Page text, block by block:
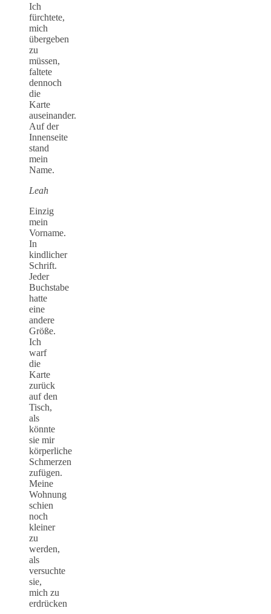
Ich
fürchtete,
mich
übergeben
zu
müssen,
faltete
dennoch
die
Karte
auseinander.
Auf der
Innenseite
stand
mein
Name.
Leah
Einzig
mein
Vorname.
In
kindlicher
Schrift.
Jeder
Buchstabe
hatte
eine
andere
Größe.
Ich
warf
die
Karte
zurück
auf den
Tisch,
als
könnte
sie mir
körperliche
Schmerzen
zufügen.
Meine
Wohnung
schien
noch
kleiner
zu
werden,
als
versuchte
sie,
mich zu
erdrücken